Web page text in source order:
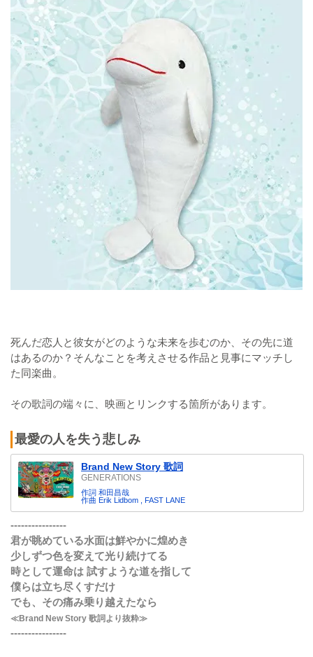
死んだ恋人と彼女がどのような未来を歩むのか、その先に道
はあるのか？そんなことを考えさせる作品と見事にマッチし
た同楽曲。
その歌詞の端々に、映画とリンクする箇所があります。
最愛の人を失う悲しみ
Brand New Story 歌詞
GENERATIONS
作詞 和田昌哉
作曲 Erik Lidbom , FAST LANE
----------------
君が眺めている水面は鮮やかに煌めき
少しずつ色を変えて光り続けてる
時として運命は 試すような道を指して
僕らは立ち尽くすだけ
でも、その痛み乗り越えたなら
≪Brand New Story 歌詞より抜粋≫
----------------